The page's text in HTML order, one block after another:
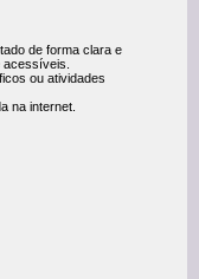
de forma clara e
ou atividades
na internet.